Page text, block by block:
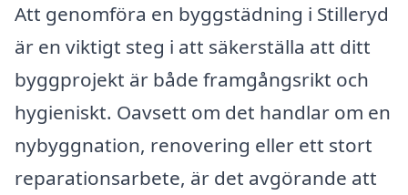
Att genomföra en byggstädning i Stilleryd
är en viktigt steg i att säkerställa att ditt
byggprojekt är både framgångsrikt och
hygieniskt. Oavsett om det handlar om en
nybyggnation, renovering eller ett stort
reparationsarbete, är det avgörande att